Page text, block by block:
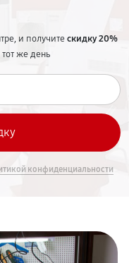
и получитескидку 20%
же день
конфиденциальности